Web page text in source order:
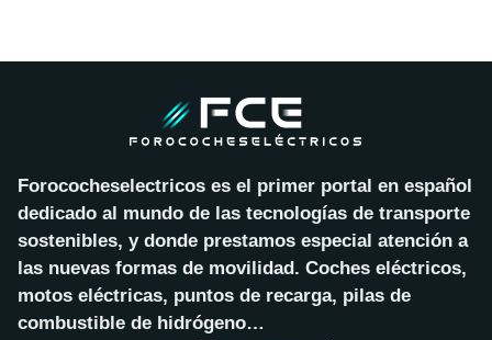
Forococheselectricos es el primer portal en español
dedicado al mundo de las tecnologías de transporte
sostenibles, y donde prestamos especial atención a
las nuevas formas de movilidad. Coches eléctricos,
motos eléctricas, puntos de recarga, pilas de
combustible de hidrógeno…